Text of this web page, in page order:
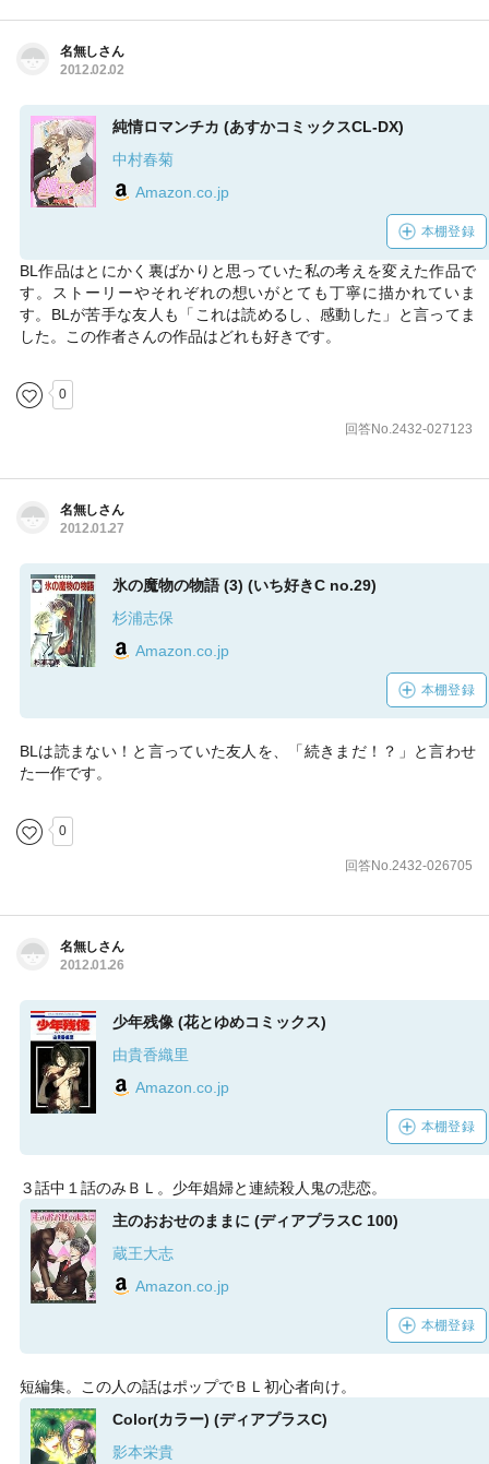
名無しさん
2012.02.02
純情ロマンチカ (あすかコミックスCL-DX)
中村春菊
Amazon.co.jp
本棚登録
BL作品はとにかく裏ばかりと思っていた私の考えを変えた作品で
す。ストーリーやそれぞれの想いがとても丁寧に描かれていま
す。BLが苦手な友人も「これは読めるし、感動した」と言ってま
した。この作者さんの作品はどれも好きです。
0
回答No.2432-027123
名無しさん
2012.01.27
氷の魔物の物語 (3) (いち好きC no.29)
杉浦志保
Amazon.co.jp
本棚登録
BLは読まない！と言っていた友人を、「続きまだ！？」と言わせ
た一作です。
0
回答No.2432-026705
名無しさん
2012.01.26
少年残像 (花とゆめコミックス)
由貴香織里
Amazon.co.jp
本棚登録
３話中１話のみＢＬ。少年娼婦と連続殺人鬼の悲恋。
主のおおせのままに (ディアプラスC 100)
蔵王大志
Amazon.co.jp
本棚登録
短編集。この人の話はポップでＢＬ初心者向け。
Color(カラー) (ディアプラスC)
影本栄貴